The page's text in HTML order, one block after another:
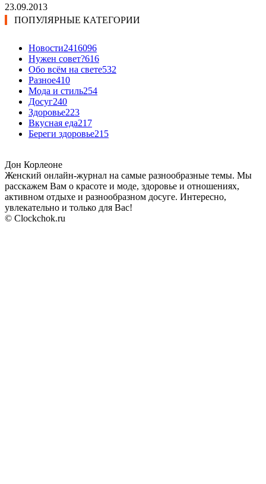
23.09.2013
ПОПУЛЯРНЫЕ КАТЕГОРИИ
Новости2416096
Нужен совет?616
Обо всём на свете532
Разное410
Мода и стиль254
Досуг240
Здоровье223
Вкусная еда217
Береги здоровье215
Дон Корлеоне
Женский онлайн-журнал на самые разнообразные темы. Мы
расскажем Вам о красоте и моде, здоровье и отношениях,
активном отдыхе и разнообразном досуге. Интересно,
увлекательно и только для Вас!
© Clockchok.ru